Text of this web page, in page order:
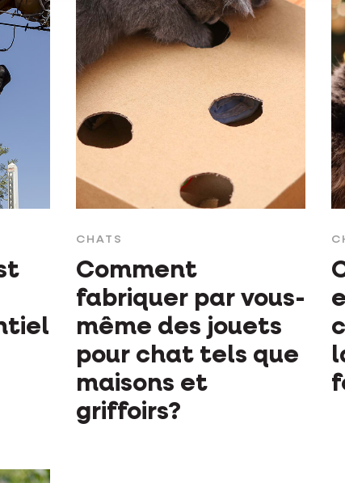
CHATS
Comment
fabriquer par vous-
même des jouets
pour chat tels que
maisons et
griffoirs?